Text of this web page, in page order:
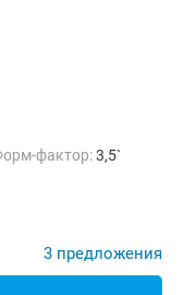
Форм-фактор:3,5`
3 предложения